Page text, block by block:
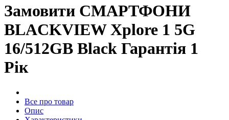
Замовити СМАРТФОНИ
BLACKVIEW Xplore 1 5G
16/512GB Black Гарантія 1
Рік
Все про товар
Опис